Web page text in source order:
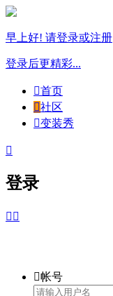
早上好! 请登录或注册
登录后更精彩...
首页
社区
变装秀

登录
 
帐号